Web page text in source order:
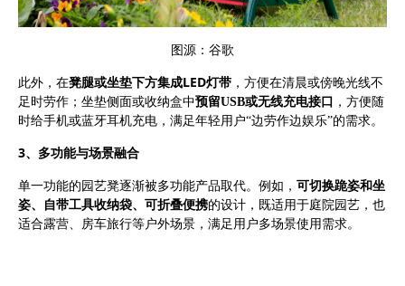
图源：谷歌
此外， 在凳腿或坐垫下方集成LED灯带 ，方便在清晨或傍晚光线不
足时劳作 ；坐垫侧面或收纳盒中预留USB或无线充电接口 ，方便随
时给手机或蓝牙耳机充电，满足年轻用户“边劳作边娱乐”的需求。
3、 多功能与场景融合
单一功能的园艺凳逐渐被多功能产品取代。例如， 可切换跪姿和坐
姿、自带工具收纳袋、可折叠便携的设计，既适用于庭院园艺，也
适合露营、房车旅行等户外场景，满足用户多场景使用需求。